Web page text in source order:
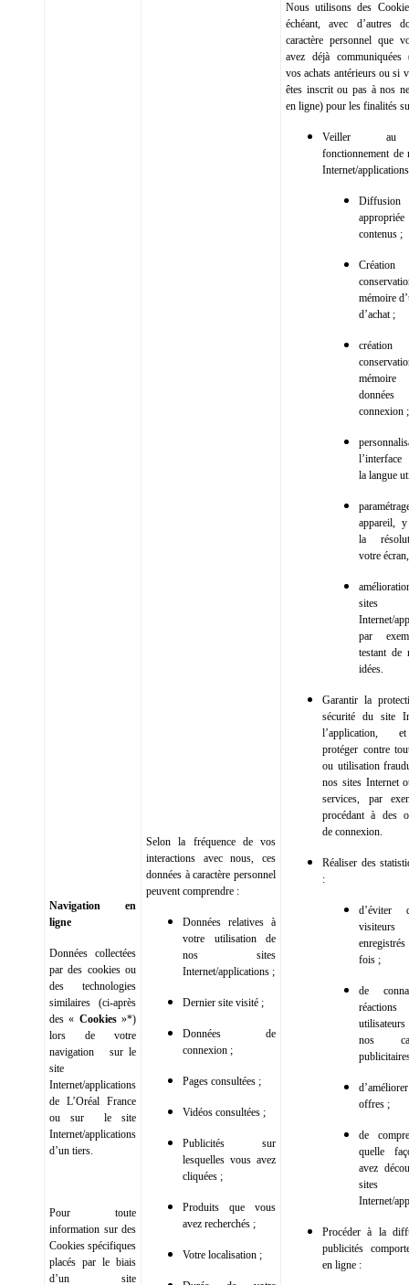
Navigation en
ligne
Données collectées
par des cookies ou
des technologies
similaires (ci-après
des « Cookies»*)
lors de votre
navigation sur le
site
Internet/applications
de L’Oréal France
ou sur le site
Internet/applications
d’un tiers.
Pour toute
information sur des
Cookies spécifiques
placés par le biais
d’un site
Selon la fréquence de vos
interactions avec nous, ces
données à caractère personnel
peuvent comprendre :
Données relatives à
votre utilisation de
nos sites
Internet/applications ;
Dernier site visité ;
Données de
connexion ;
Pages consultées ;
Vidéos consultées ;
Publicités sur
lesquelles vous avez
cliquées ;
Produits que vous
avez recherchés ;
Votre localisation ;
Nous utilisons des
échéant, avec d’autres
caractère personnel que
avez déjà communiquées
vos achats antérieurs ou si
êtes inscrit ou pas à nos
en ligne) pour les finalités
Veiller
fonctionnement de
Internet/
Diffusion
contenus ;
mémoire
d’achat ;
connexion ;
la langue
appareil,
la
votre
sites
Internet/
par
testant de
idées.
Garantir la
sécurité du site
l’application,
protéger contre
ou utilisation
nos sites Internet
services, par
procédant à des
de connexion.
Réaliser des
:
d’éviter
fois ;
de
nos
offres ;
de
quelle
avez
sites
Internet/
Procéder à la
publicités
en ligne :